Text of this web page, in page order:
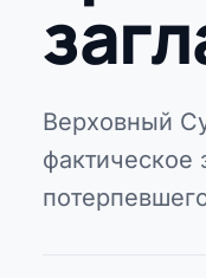
Верховный
фактическое